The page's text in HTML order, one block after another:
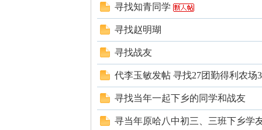
寻找知青同学
寻找赵明瑚
寻找战友
代李玉敏发帖 寻找27团勤得利农场
寻找当年一起下乡的同学和战友
寻当年原哈八中初三、三班下乡学